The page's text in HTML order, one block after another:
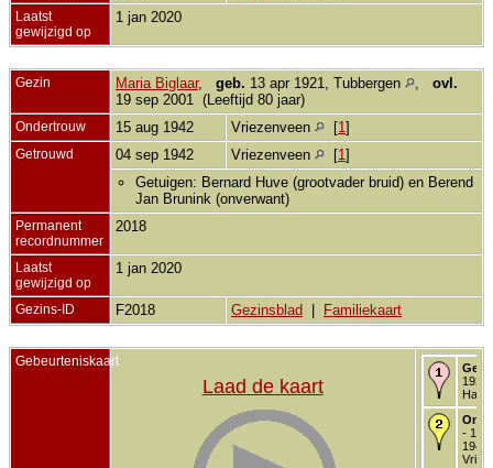
Laatst
gewijzigd op
1 jan 2020
Gezin Maria Biglaar, geb. 13 apr 1921, Tubbergen
ovl.
19 sep 2001 (Leeftijd 80 jaar)
Ondertrouw 15 aug 1942 Vriezenveen [1 ]
Getrouwd 04 sep 1942 Vriezenveen [1 ]
Getuigen: Bernard Huve (grootvader bruid) en Berend
Jan Brunink (onverwant)
Permanent
recordnummer
2018
Laatst
gewijzigd op
1 jan 2020
Gezins-ID F2018 Gezinsblad Familiekaart
Gebeurteniskaart
Laad de kaart
1920
- 15
1942